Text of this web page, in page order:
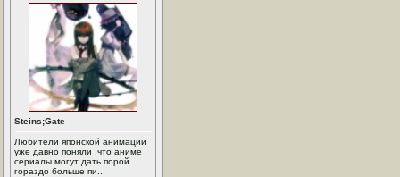
Steins;Gate
Любители японской анимации
уже давно поняли ,что аниме
сериалы могут дать порой
гораздо больше пи...